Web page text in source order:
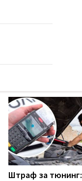
Штраф за тюнинг: